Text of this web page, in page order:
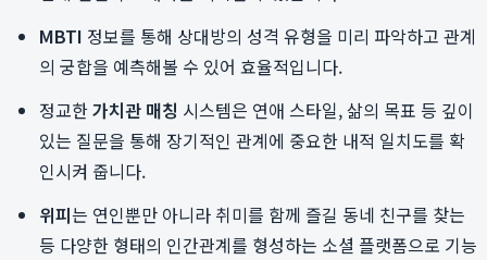
MBTI 정보를 통해 상대방의 성격 유형을 미리 파악하고 관계
의 궁합을 예측해볼 수 있어 효율적입니다.
정교한가치관 매칭 시스템은 연애 스타일, 삶의 목표 등 깊이
있는 질문을 통해 장기적인 관계에 중요한 내적 일치도를 확
인시켜 줍니다.
위피는 연인뿐만 아니라 취미를 함께 즐길 동네 친구를 찾는
등 다양한 형태의 인간관계를 형성하는 소셜 플랫폼으로 기능